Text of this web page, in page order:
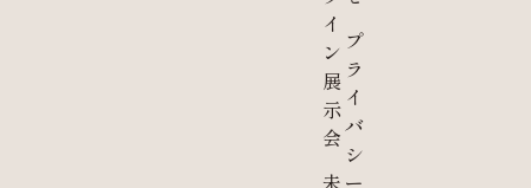
イ
ン
展
示
会
未
プ
ラ
イ
バ
シ
ー